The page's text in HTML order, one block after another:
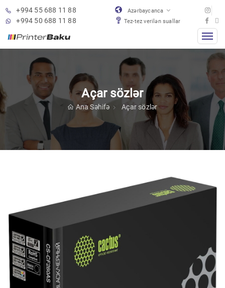
+994 55 688 11 88
+994 50 688 11 88
Azərbaycanca
Tez-tez verilən suallar
Açar sözlər
Ana Səhifə Açar sözlər